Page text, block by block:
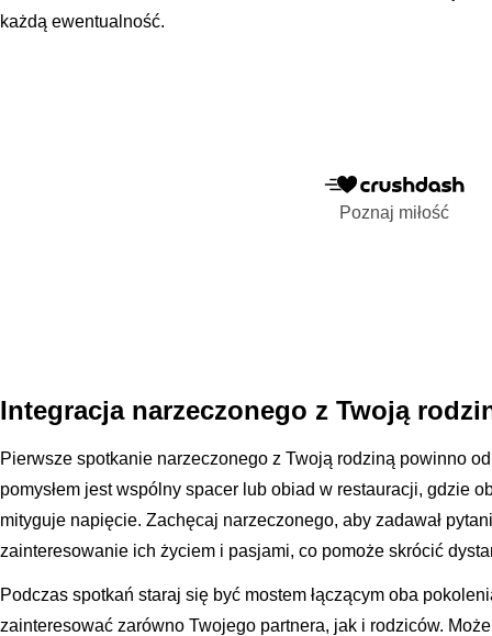
każdą ewentualność.
Poznaj miłość
Integracja narzeczonego z Twoją
Pierwsze spotkanie narzeczonego z Twoją rodziną powinno
pomysłem jest wspólny spacer lub obiad w restauracji, gdzie
mityguje napięcie. Zachęcaj narzeczonego, aby zadawał
zainteresowanie ich życiem i pasjami, co pomoże skrócić
Podczas spotkań staraj się być mostem łączącym oba
zainteresować zarówno Twojego partnera, jak i rodziców.